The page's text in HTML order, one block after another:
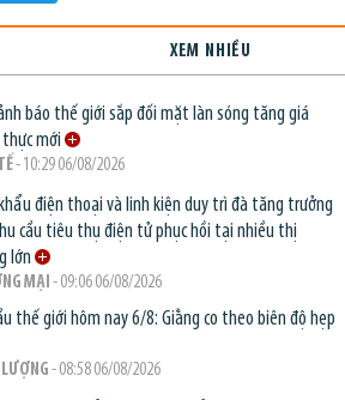
XEM NHIỀU
báo thế giới sắp đối mặt làn sóng tăng giá
mới
- 10:29 06/08/2026
điện thoại và linh kiện duy trì đà tăng trưởng
cầu tiêu thụ điện tử phục hồi tại nhiều thị
lớn
MẠI - 09:06 06/08/2026
thế giới hôm nay 6/8: Giằng co theo biên độ hẹp
LƯỢNG - 08:58 06/08/2026